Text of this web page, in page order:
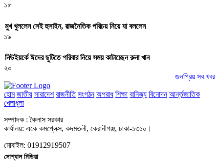
১৮
মুখ খুললেন সেই হুসাইন, রাজনৈতিক পরিচয় নিয়ে যা বললেন
১৯
নিউইয়র্কে ঈদের ছুটিতে পরিবার নিয়ে সময় কাটাচ্ছেন রুনা খান
২০
জনপ্রিয় সব খবর
হোম জাতীয় সারাদেশ রাজনীতি সংগঠন অপরাধ শিক্ষা বানিজ্য বিনোদন আর্ন্তজাতিক
খেলাধুলা
সম্পাদক : কৈলাস সরকার
কার্যালয়: একে কমপ্লেক্স, কদমতলী, কেরানীগঞ্জ, ঢাকা-১৩১০।
মোবাইল: 01912919507
সোশ্যাল মিডিয়া